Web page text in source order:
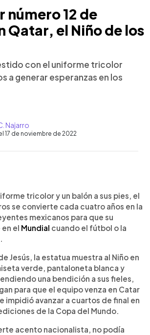
número 12 de
Qatar, el Niño de los
con el uniforme tricolor
a generar esperanzas en los
Najarro
17 de noviembre de 2022
artículotricolor y un balón a sus pies, el
se convierte cada cuatro años en la
mexicanos para que su
el Mundial cuando el fútbol o la
Jesús, la estatua muestra al Niño en
verde, pantaloneta blanca y
una bendición a sus fieles,
para que el equipo venza en Catar
impidió avanzar a cuartos de final en
de la Copa del Mundo.
acento nacionalista, no podía